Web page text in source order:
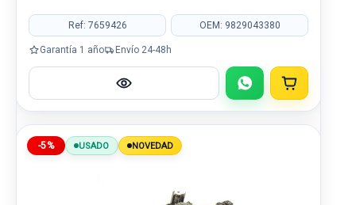
Ref: 7659426 OEM: 9829043380
Garantía 1 año Envío 24-48h
-5% USADO NOVEDAD